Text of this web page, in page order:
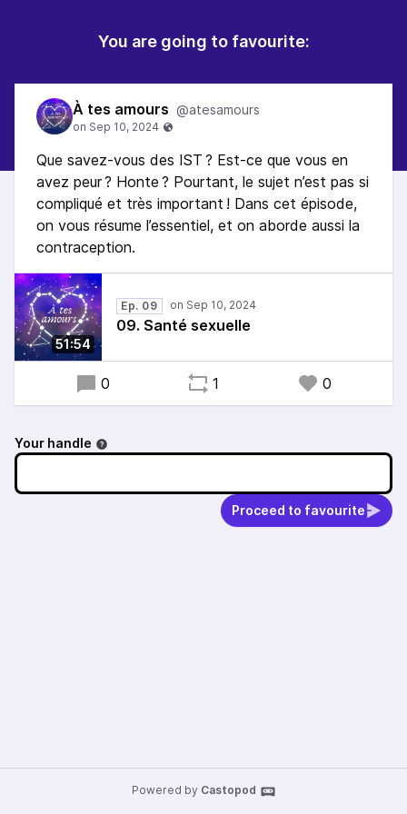
You are going to favourite:
À tes amours @atesamours
Que savez-vous des IST ? Est-ce que vous en
avez peur ? Honte ? Pourtant, le sujet n’est pas si
compliqué et très important ! Dans cet épisode,
on vous résume l’essentiel, et on aborde aussi la
contraception.
51:54
Ep. 09
09. Santé sexuelle
0 1 0
Your handle
Proceed to favourite
Powered by Castopod